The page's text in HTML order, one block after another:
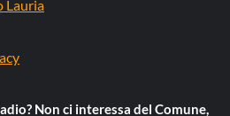
Lauria
Non ci interessa del Comune,